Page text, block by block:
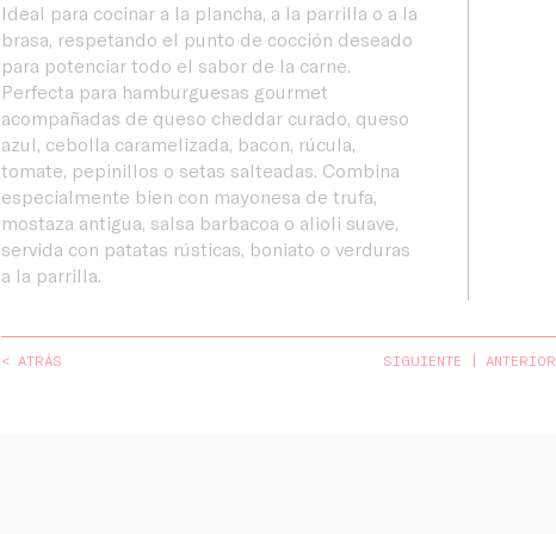
Ideal para cocinar a la plancha, a la parrilla o a la
brasa, respetando el punto de cocción deseado
para potenciar todo el sabor de la carne.
Perfecta para hamburguesas gourmet
acompañadas de queso cheddar curado, queso
azul, cebolla caramelizada, bacon, rúcula,
tomate, pepinillos o setas salteadas. Combina
especialmente bien con mayonesa de trufa,
mostaza antigua, salsa barbacoa o alioli suave,
servida con patatas rústicas, boniato o verduras
a la parrilla.
< ATRÁS SIGUIENTE ANTERIOR